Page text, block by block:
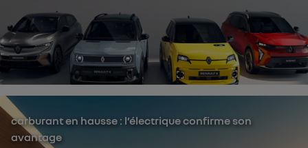
carburant en hausse : l’électrique confirme son
avantage